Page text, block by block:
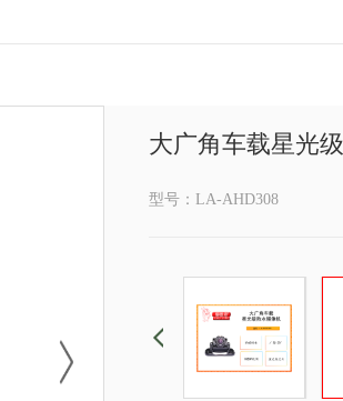
大广角车载星光
型号：LA-AHD308